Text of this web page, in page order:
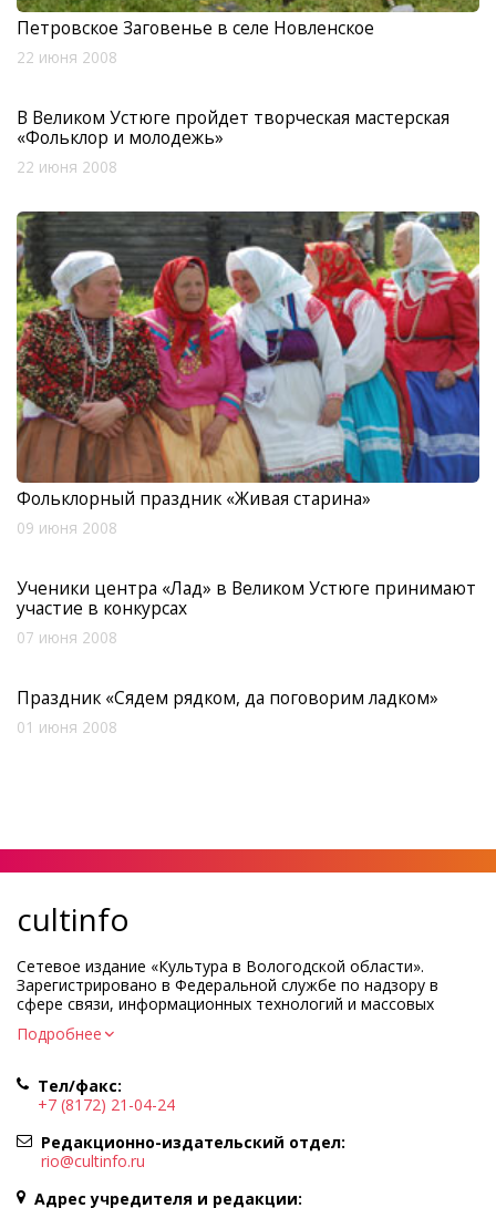
Петровское Заговенье в селе Новленское
22 июня 2008
В Великом Устюге пройдет творческая мастерская
«Фольклор и молодежь»
22 июня 2008
Фольклорный праздник «Живая старина»
09 июня 2008
Ученики центра «Лад» в Великом Устюге принимают
участие в конкурсах
07 июня 2008
Праздник «Сядем рядком, да поговорим ладком»
01 июня 2008
cultinfo
Сетевое издание «Культура в Вологодской области».
Зарегистрировано в Федеральной службе по надзору в
сфере связи, информационных технологий и массовых
коммуникаций.
Регистрационный номер и дата принятия решения о
Учредитель КУ ВО «Информационно-аналитический центр
культуры»
Адрес учредителя и редакции: 160000, Вологодская обл., г.
Вологда, ул. Марии Ульяновой, д.10
Главный редактор — Легчанова Елена Григорьевна
Подробнее
Тел/факс:
+7 (8172) 21-04-24
Редакционно-издательский отдел:
rio@cultinfo.ru
Адрес учредителя и редакции: